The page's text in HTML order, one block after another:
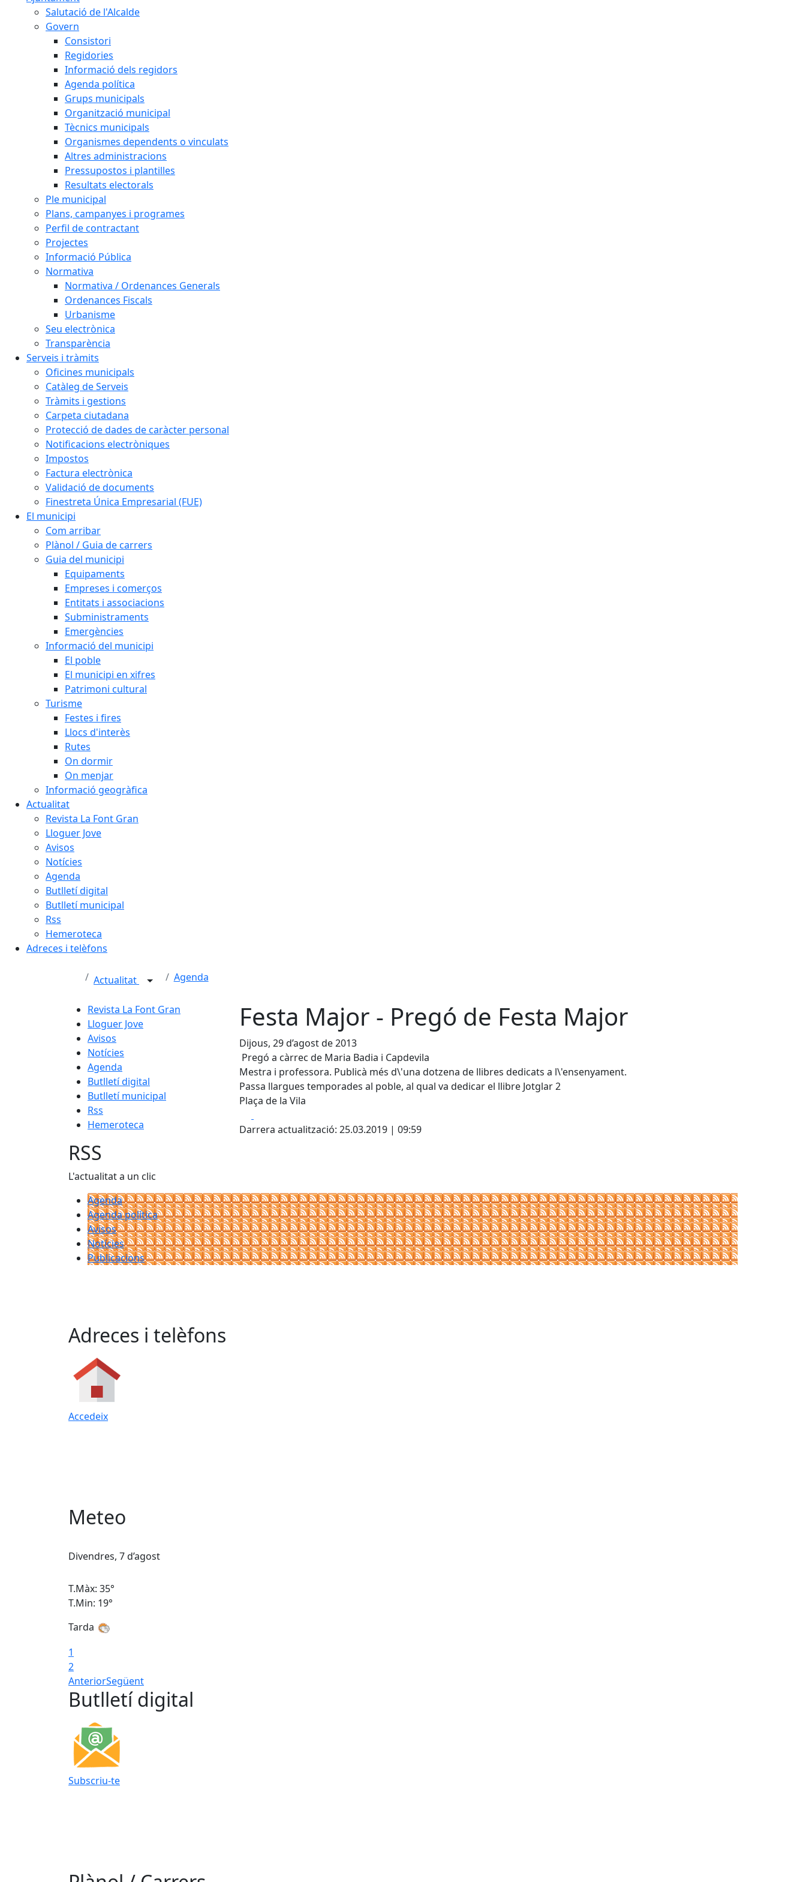
Salutació de l'Alcalde
Govern
Consistori
Regidories
Informació dels regidors
Agenda política
Grups municipals
Organització municipal
Tècnics municipals
Organismes dependents o vinculats
Altres administracions
Pressupostos i plantilles
Resultats electorals
Ple municipal
Plans, campanyes i programes
Perfil de contractant
Projectes
Informació Pública
Normativa
Normativa / Ordenances Generals
Ordenances Fiscals
Urbanisme
Seu electrònica
Transparència
Serveis i tràmits
Oficines municipals
Catàleg de Serveis
Tràmits i gestions
Carpeta ciutadana
Protecció de dades de caràcter personal
Notificacions electròniques
Impostos
Factura electrònica
Validació de documents
Finestreta Única Empresarial (FUE)
El municipi
Com arribar
Plànol / Guia de carrers
Guia del municipi
Equipaments
Empreses i comerços
Entitats i associacions
Subministraments
Emergències
Informació del municipi
El poble
El municipi en xifres
Patrimoni cultural
Turisme
Festes i fires
Llocs d'interès
Rutes
On dormir
On menjar
Informació geogràfica
Actualitat
Revista La Font Gran
Lloguer Jove
Avisos
Notícies
Agenda
Butlletí digital
Butlletí municipal
Rss
Hemeroteca
Adreces i telèfons
Actualitat Agenda
Revista La Font Gran
Lloguer Jove
Avisos
Notícies
Agenda
Butlletí digital
Butlletí municipal
Rss
Hemeroteca
Festa Major - Pregó de Festa Major
Dijous, 29 d’agost de 2013
Pregó a càrrec de Maria Badia i Capdevila
Mestra i professora. Publicà més d\'una dotzena de llibres dedicats a l\'ensenyament.
Passa llargues temporades al poble, al qual va dedicar el llibre Jotglar 2
Plaça de la Vila
Darrera actualització: 25.03.2019 | 09:59
RSS
L'actualitat a un clic
Agenda
Agenda política
Avisos
Notícies
Publicacions
Adreces i telèfons
Accedeix
Meteo
Divendres, 7 d’agost
T.Màx: 35°
T.Min: 19°
Tarda
1
2
AnteriorSegüent
Butlletí digital
Subscriu-te